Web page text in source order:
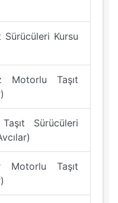
Kursu
Motorlu Taşıt
Sürücüleri
Motorlu Taşıt